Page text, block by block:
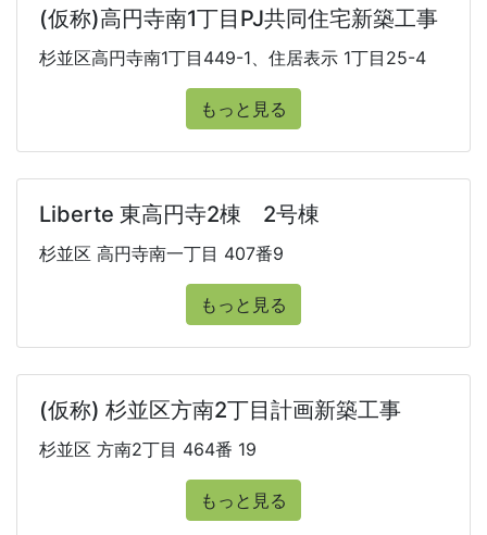
(仮称)高円寺南1丁目PJ共同住宅新築工事
杉並区高円寺南1丁目449-1、住居表示 1丁目25-4
もっと見る
Liberte 東高円寺2棟 2号棟
杉並区 高円寺南一丁目 407番9
もっと見る
(仮称) 杉並区方南2丁目計画新築工事
杉並区 方南2丁目 464番 19
もっと見る